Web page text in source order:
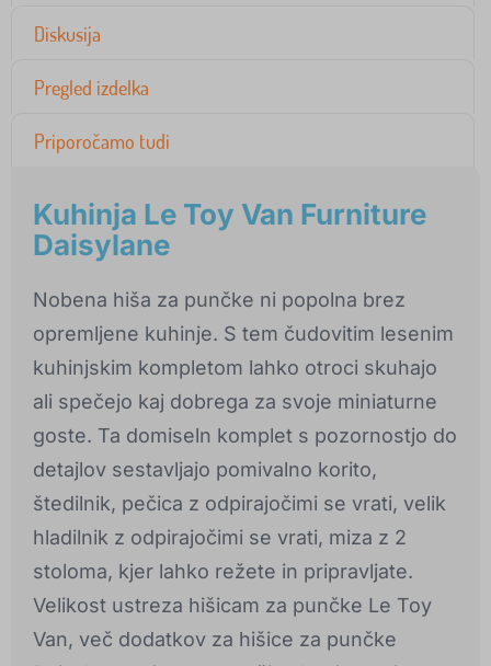
Diskusija
Pregled izdelka
Priporočamo tudi
Kuhinja Le Toy Van Furniture
Daisylane
Nobena hiša za punčke ni popolna brez
opremljene kuhinje. S tem čudovitim lesenim
kuhinjskim kompletom lahko otroci skuhajo
ali spečejo kaj dobrega za svoje miniaturne
goste. Ta domiseln komplet s pozornostjo do
detajlov sestavljajo pomivalno korito,
štedilnik, pečica z odpirajočimi se vrati, velik
hladilnik z odpirajočimi se vrati, miza z 2
stoloma, kjer lahko režete in pripravljate.
Velikost ustreza hišicam za punčke Le Toy
Van, več dodatkov za hišice za punčke